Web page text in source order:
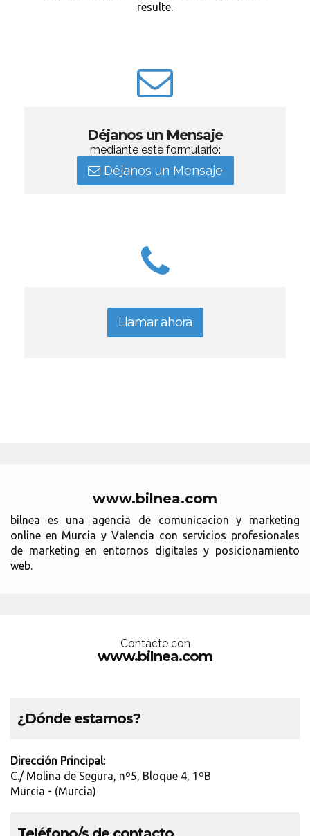
resulte.
Déjanos un Mensaje
mediante este formulario:
Déjanos un Mensaje
Llamar ahora
www.bilnea.com
bilnea es una agencia de comunicacion y marketing
online en Murcia y Valencia con servicios profesionales
de marketing en entornos digitales y posicionamiento
web.
Contácte con
www.bilnea.com
¿Dónde estamos?
Dirección Principal:
C./ Molina de Segura, nº5, Bloque 4, 1ºB
Murcia - (Murcia)